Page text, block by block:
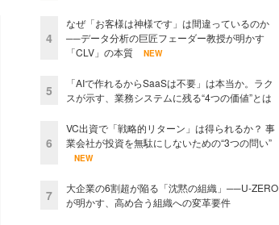
4
なぜ「お客様は神様です」は間違っているのか
──データ分析の巨匠フェーダー教授が明かす
「CLV」の本質
NEW
5
「AIで作れるからSaaSは不要」は本当か。ラク
スが示す、業務システムに残る“4つの価値”とは
6
VC出資で「戦略的リターン」は得られるか？ 事
業会社が投資を無駄にしないための“3つの問い”
NEW
7
大企業の6割超が陥る「沈黙の組織」──U-ZERO
が明かす、高め合う組織への変革要件